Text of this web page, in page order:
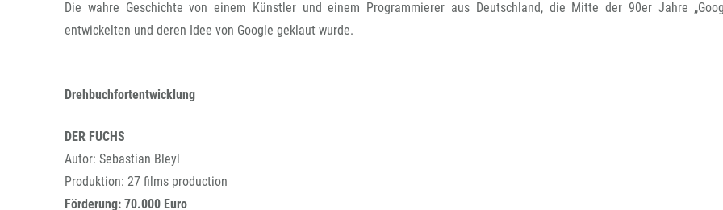
Die wahre Geschichte von einem Künstler und einem Programmierer aus Deutschland, die Mitte der 90er Jahre
entwickelten und deren Idee von Google geklaut wurde.
Drehbuchfortentwicklung
DER FUCHS
Autor: Sebastian Bleyl
Produktion: 27 films production
Förderung: 70.000 Euro